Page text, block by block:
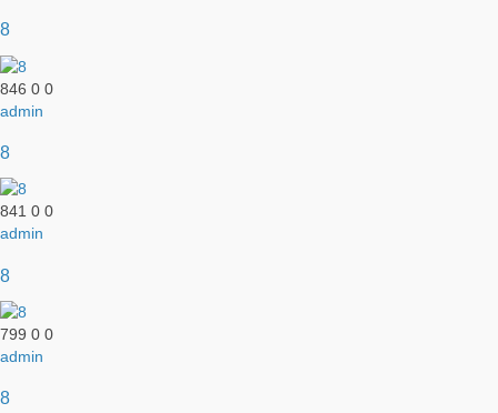
8
846 0 0
admin
8
841 0 0
admin
8
799 0 0
admin
8